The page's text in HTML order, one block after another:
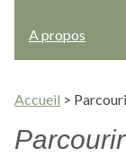
A propos
Accueil >